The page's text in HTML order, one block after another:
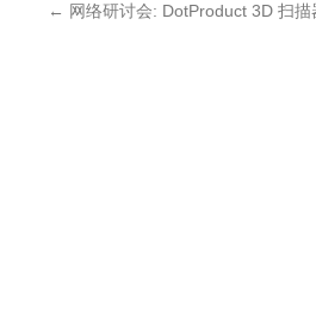
← 网络研讨会: DotProduct 3D 扫描